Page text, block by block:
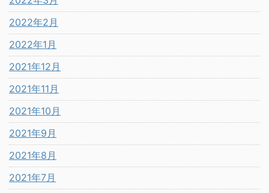
2022年2月
2022年1月
2021年12月
2021年11月
2021年10月
2021年9月
2021年8月
2021年7月